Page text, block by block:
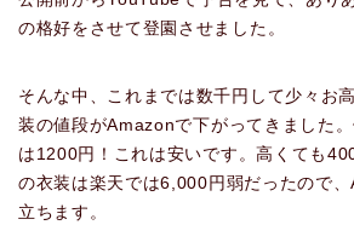
の格好をさせて登園させました。
そんな中、これまでは数千円して少々お
装の値段がAmazonで下がってきました
は1200円！これは安いです。高くても
の衣装は楽天では6,000円弱だったので
立ちます。